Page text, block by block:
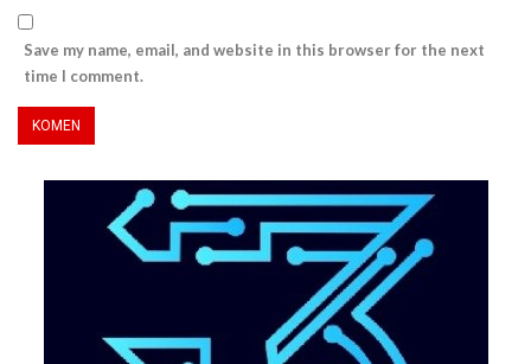
Save my name, email, and website in this browser for the next
time I comment.